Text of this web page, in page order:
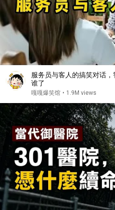
服务员与客人的搞笑对话
谁了
嘎嘎爆笑馆 • 1.9M views